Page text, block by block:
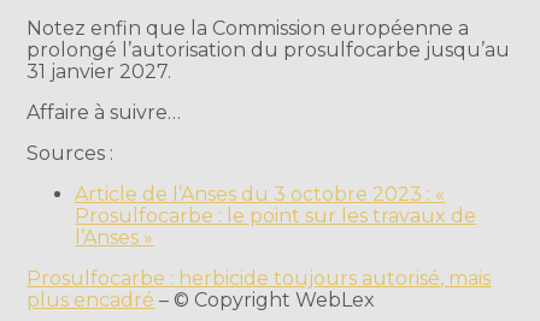
Notez enfin que la Commission européenne a
prolongé l’autorisation du prosulfocarbe jusqu’au
31 janvier 2027.
Affaire à suivre…
Sources :
Article de l’Anses du 3 octobre 2023 : «
Prosulfocarbe : le point sur les travaux de
l’Anses »
Prosulfocarbe : herbicide toujours autorisé, mais
plus encadré – © Copyright WebLex